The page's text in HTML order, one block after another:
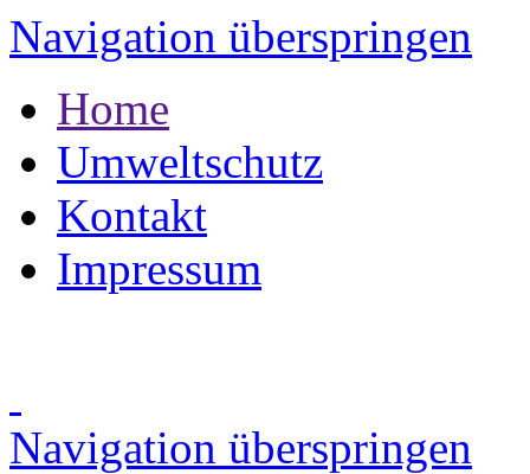
Navigation überspringen
Home
Umweltschutz
Kontakt
Impressum
Navigation überspringen